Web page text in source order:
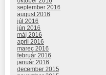
september 2016
august 2016
júl 2016
jún 2016
máj 2016
apríl 2016
marec 2016
február 2016
január 2016
december 2015